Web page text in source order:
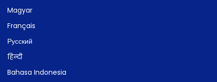
Magyar
Français
Русский
हिन्दी
Bahasa Indonesia